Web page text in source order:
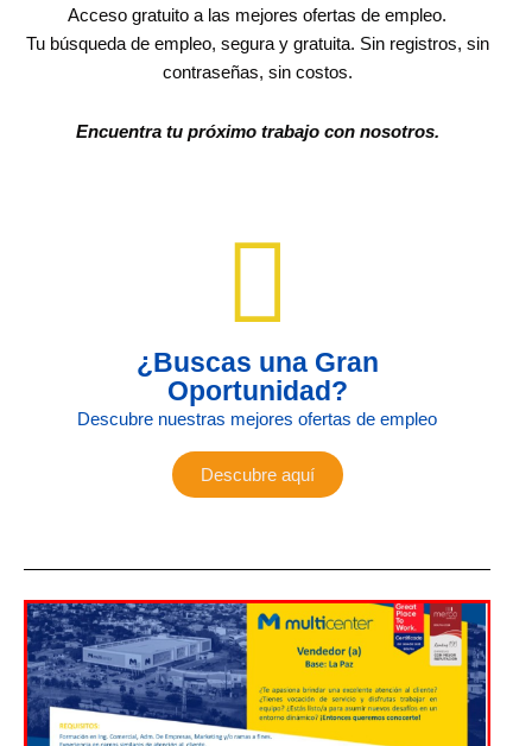
Acceso gratuito a las mejores ofertas de empleo.
Tu búsqueda de empleo, segura y gratuita. Sin registros, sin
contraseñas, sin costos.
Encuentra tu próximo trabajo con nosotros.
¿Buscas una Gran
Oportunidad?
Descubre nuestras mejores ofertas de empleo
Descubre aquí